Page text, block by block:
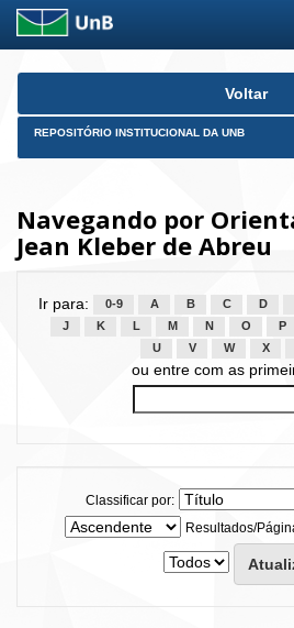
Skip
Voltar
REPOSITÓRIO INSTITUCIONAL DA UNB
Navegando por
Jean Kleber de Abreu
Ir para: 0-9 A B C D
J
K L M N O P
U
V W X
ou entre com as
Classificar por:
Resultados/